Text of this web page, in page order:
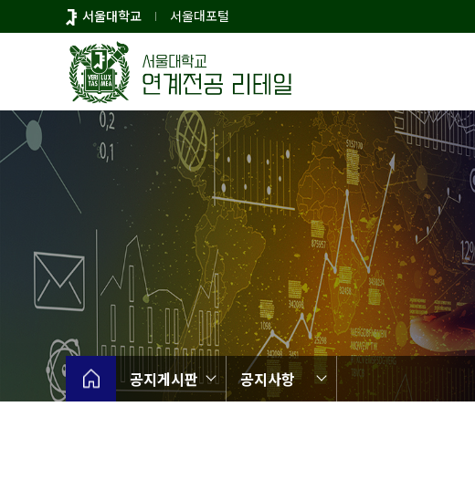
로
서울대학교 서울대포털
공지게시판 공지사항